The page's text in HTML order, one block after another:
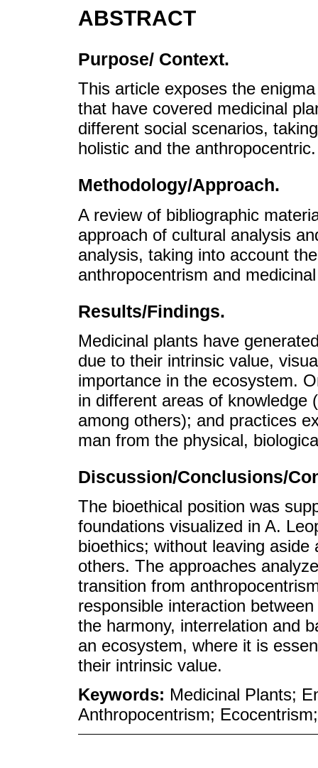
ABSTRACT
Purpose/ Context.
This article exposes the
that have covered medicinal
different social scenarios,
holistic and the anthropocentric.
Methodology/Approach.
A review of bibliographic
approach of cultural analysis
analysis, taking into account
anthropocentrism and
Results/Findings.
Medicinal plants have
due to their intrinsic value,
importance in the ecosystem.
in different areas of knowledge
among others); and practices
man from the physical,
Discussion/Conclusions/
The bioethical position was
foundations visualized in A.
bioethics; without leaving
others. The approaches
transition from
responsible interaction
the harmony, interrelation and
an ecosystem, where it is
their intrinsic value.
Keywords: Medicinal Plants;
Anthropocentrism;